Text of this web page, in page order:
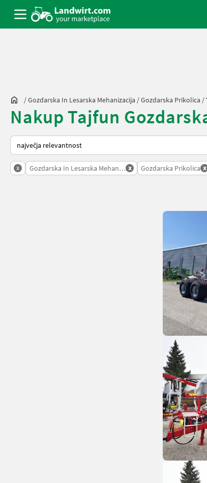
/Gozdarska In Lesarska Mehanizacija /Gozdarska Prikolica /
Nakup Tajfun
Tako je razvrščeno na Landwirt.com
x Gozdarska In Lesarska Mehanizacija
x Gozdarska Prikolica x